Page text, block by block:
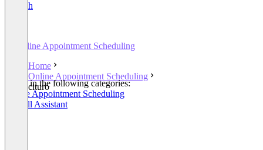
English
Online Appointment Scheduling
Home
Online Appointment Scheduling
cituro
Listed in the following categories:
Online Appointment Scheduling
AI Call Assistant